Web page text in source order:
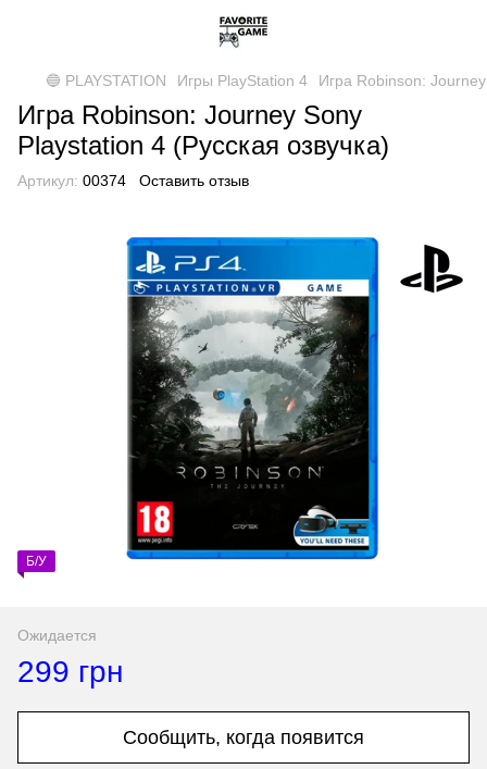
🔵 PLAYSTATION Игры PlayStation 4 Игра Robinson:
Игра Robinson: Journey Sony
Playstation 4 (Русская озвучка)
Артикул: 00374 Оставить отзыв
Б/У
Ожидается
299 грн
Сообщить, когда появится